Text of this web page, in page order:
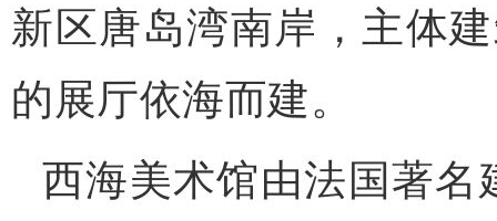
新区唐岛湾南岸，主体
的展厅依海而建。
西海美术馆由法国著名